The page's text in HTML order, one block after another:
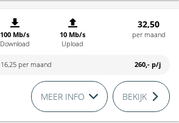
100 Mb/s
Download
10 Mb/s
Upload
32,50
per maand
16,25 per maand 260,- p/j
MEER INFO BEKIJK